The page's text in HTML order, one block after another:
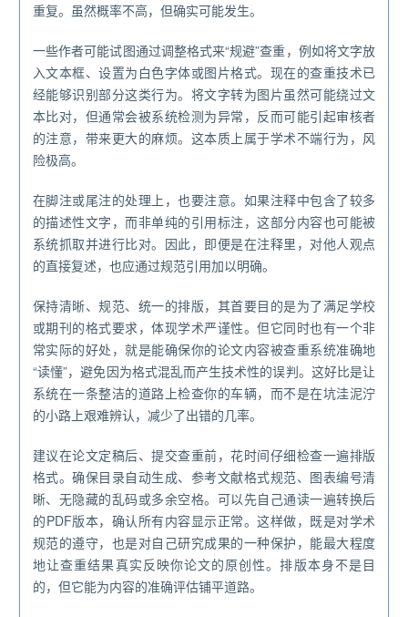
重复。虽然概率不高，但确实可能发生。
一些作者可能试图通过调整格式来“规避”查重，例如将文字放
入文本框、设置为白色字体或图片格式。现在的查重技术已
经能够识别部分这类行为。将文字转为图片虽然可能绕过文
本比对，但通常会被系统检测为异常，反而可能引起审核者
的注意，带来更大的麻烦。这本质上属于学术不端行为，风
险极高。
在脚注或尾注的处理上，也要注意。如果注释中包含了较多
的描述性文字，而非单纯的引用标注，这部分内容也可能被
系统抓取并进行比对。因此，即便是在注释里，对他人观点
的直接复述，也应通过规范引用加以明确。
保持清晰、规范、统一的排版，其首要目的是为了满足学校
或期刊的格式要求，体现学术严谨性。但它同时也有一个非
常实际的好处，就是能确保你的论文内容被查重系统准确地
“读懂”，避免因为格式混乱而产生技术性的误判。这好比是让
系统在一条整洁的道路上检查你的车辆，而不是在坑洼泥泞
的小路上艰难辨认，减少了出错的几率。
建议在论文定稿后、提交查重前，花时间仔细检查一遍排版
格式。确保目录自动生成、参考文献格式规范、图表编号清
晰、无隐藏的乱码或多余空格。可以先自己通读一遍转换后
的PDF版本，确认所有内容显示正常。这样做，既是对学术
规范的遵守，也是对自己研究成果的一种保护，能最大程度
地让查重结果真实反映你论文的原创性。排版本身不是目
的，但它能为内容的准确评估铺平道路。